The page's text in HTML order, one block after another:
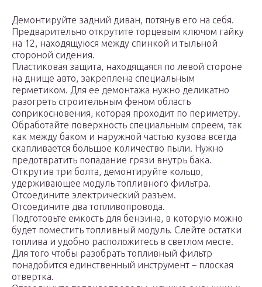
Демонтируйте задний диван, потянув его на себя.
Предварительно открутите торцевым ключом гайку
на 12, находящуюся между спинкой и тыльной
стороной сидения.
Пластиковая защита, находящаяся по левой стороне
на днище авто, закреплена специальным
герметиком. Для ее демонтажа нужно деликатно
разогреть строительным феном область
соприкосновения, которая проходит по периметру.
Обработайте поверхность специальным спреем, так
как между баком и наружной частью кузова всегда
скапливается большое количество пыли. Нужно
предотвратить попадание грязи внутрь бака.
Открутив три болта, демонтируйте кольцо,
удерживающее модуль топливного фильтра.
Отсоедините электрический разъем.
Отсоедините два топливопровода.
Подготовьте емкость для бензина, в которую можно
будет поместить топливный модуль. Слейте остатки
топлива и удобно расположитесь в светлом месте.
Для того чтобы разобрать топливный фильтр
понадобится единственный инструмент – плоская
отвертка.